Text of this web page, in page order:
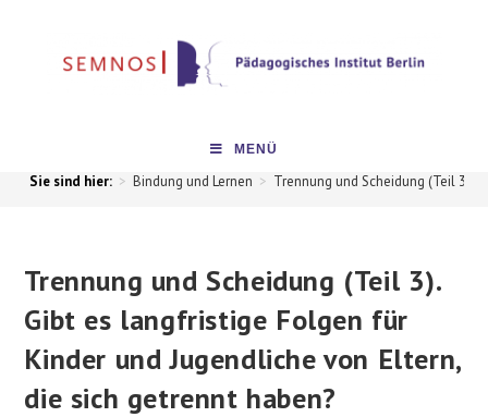
MENÜ
> Bindung und Lernen > Trennung und Scheidung (Teil 3).
Trennung und Scheidung (Teil 3).
Gibt es langfristige Folgen für
Kinder und Jugendliche von Eltern,
die sich getrennt haben?